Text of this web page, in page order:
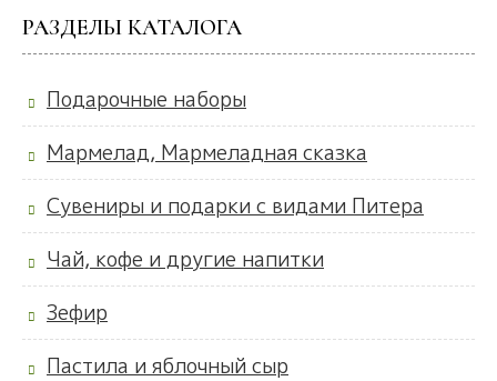
РАЗДЕЛЫ КАТАЛОГА
Подарочные наборы
Мармелад, Мармеладная сказка
Сувениры и подарки с видами Питера
Чай, кофе и другие напитки
Зефир
Пастила и яблочный сыр